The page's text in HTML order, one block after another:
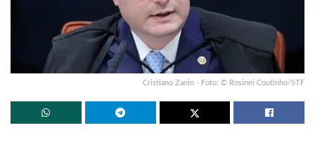
Cristiano Zanin - Foto: © Rosinei Coutinho/STF